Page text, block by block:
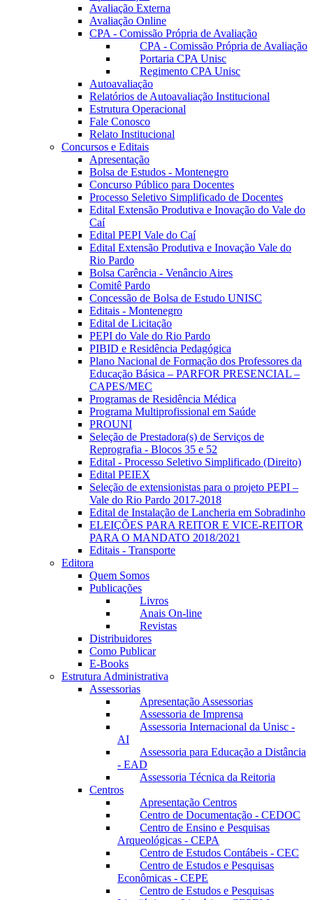
Avaliação Externa
Avaliação Online
CPA - Comissão Própria de Avaliação
CPA - Comissão Própria de Avaliação
Portaria CPA Unisc
Regimento CPA Unisc
Autoavaliação
Relatórios de Autoavaliação Institucional
Estrutura Operacional
Fale Conosco
Relato Institucional
Concursos e Editais
Apresentação
Bolsa de Estudos - Montenegro
Concurso Público para Docentes
Processo Seletivo Simplificado de Docentes
Edital Extensão Produtiva e Inovação do Vale do
Caí
Edital PEPI Vale do Caí
Edital Extensão Produtiva e Inovação Vale do
Rio Pardo
Bolsa Carência - Venâncio Aires
Comitê Pardo
Concessão de Bolsa de Estudo UNISC
Editais - Montenegro
Edital de Licitação
PEPI do Vale do Rio Pardo
PIBID e Residência Pedagógica
Plano Nacional de Formação dos Professores da
Educação Básica – PARFOR PRESENCIAL –
CAPES/MEC
Programas de Residência Médica
Programa Multiprofissional em Saúde
PROUNI
Seleção de Prestadora(s) de Serviços de
Reprografia - Blocos 35 e 52
Edital - Processo Seletivo Simplificado (Direito)
Edital PEIEX
Seleção de extensionistas para o projeto PEPI –
Vale do Rio Pardo 2017-2018
Edital de Instalação de Lancheria em Sobradinho
ELEIÇÕES PARA REITOR E VICE-REITOR
PARA O MANDATO 2018/2021
Editais - Transporte
Editora
Quem Somos
Publicações
Livros
Anais On-line
Revistas
Distribuidores
Como Publicar
E-Books
Estrutura Administrativa
Assessorias
Apresentação Assessorias
Assessoria de Imprensa
Assessoria Internacional da Unisc -
AI
Assessoria para Educação a Distância
- EAD
Assessoria Técnica da Reitoria
Centros
Apresentação Centros
Centro de Documentação - CEDOC
Centro de Ensino e Pesquisas
Arqueológicas - CEPA
Centro de Estudos Contábeis - CEC
Centro de Estudos e Pesquisas
Econômicas - CEPE
Centro de Estudos e Pesquisas